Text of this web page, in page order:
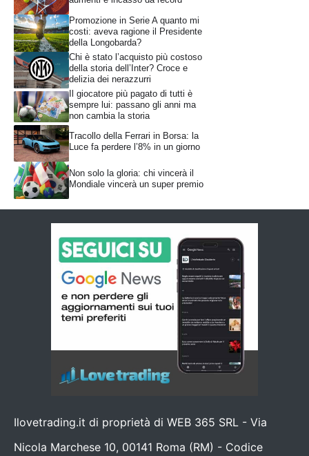
Promozione in Serie A quanto mi
costi: aveva ragione il Presidente
della Longobarda?
Chi è stato l’acquisto più costoso
della storia dell’Inter? Croce e
delizia dei nerazzurri
Il giocatore più pagato di tutti è
sempre lui: passano gli anni ma
non cambia la storia
Tracollo della Ferrari in Borsa: la
Luce fa perdere l’8% in un giorno
Non solo la gloria: chi vincerà il
Mondiale vincerà un super premio
Ilovetrading.it di proprietà di WEB 365 SRL - Via
Nicola Marchese 10, 00141 Roma (RM) - Codice